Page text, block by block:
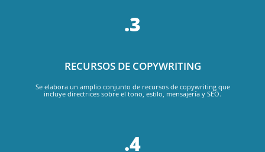
.3
RECURSOS DE COPYWRITING
Se elabora un amplio conjunto de recursos de copywriting que
incluye directrices sobre el tono, estilo, mensajería y SEO.
.4